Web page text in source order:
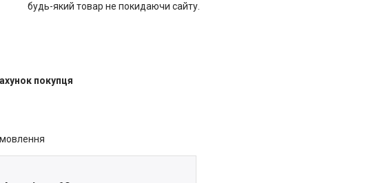
будь-який товар не покидаючи сайту.
покупця